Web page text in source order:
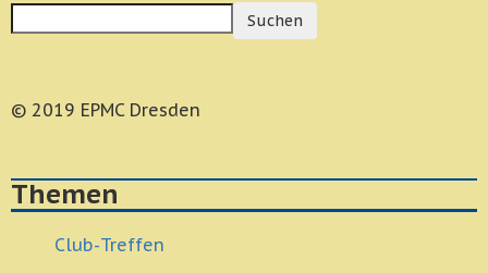
Suchen
© 2019 EPMC Dresden
Themen
Club-Treffen